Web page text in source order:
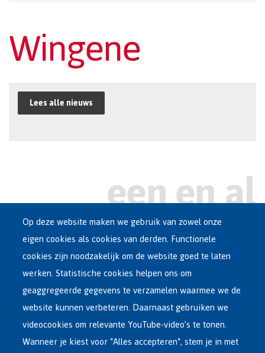
Wingene
Lees alle nieuws
Main
Dutch
Menu
ASIEL IN BELGIË
OPVANGNETWERK
VRIJWILLIGE TERUGKEER
INTERNATIONAAL
Op deze website maken we gebruik van zowel onze
eigen cookies als cookies van derden. Functionele
cookies zijn noodzakelijk om de website goed te laten
werken. Statistische cookies helpen ons om
geaggregeerde gegevens te verzamelen waarmee we de
website kunnen verbeteren. Daarnaast gebruiken we
videocookies om relevante YouTube-video’s te tonen.
Wanneer je kiest voor "Alles accepteren", stem je in met